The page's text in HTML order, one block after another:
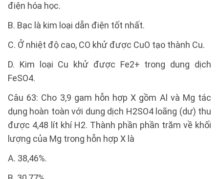
điện hóa học.
B. Bạc là kim loại dẫn điện tốt nhất.
C. Ở nhiệt độ cao, CO khử được CuO tạo thành Cu.
D. Kim loại Cu khử được Fe2+ trong dung dịch
FeSO4.
Câu 63: Cho 3,9 gam hỗn hợp X gồm Al và Mg tác
dụng hoàn toàn với dung dịch H2SO4 loãng (dư) thu
được 4,48 lít khí H2. Thành phần phần trăm về khối
lượng của Mg trong hỗn hợp X là
A. 38,46%.